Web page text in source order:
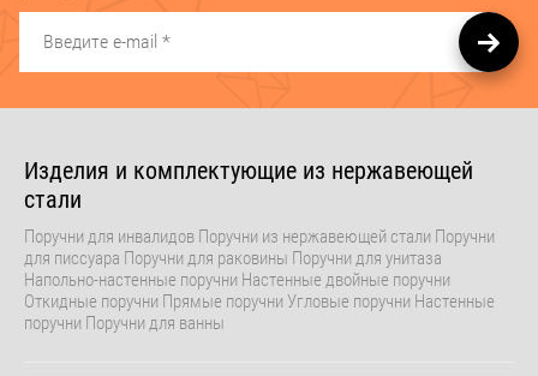
Изделия и комплектующие из нержавеющей
стали
Поручни для инвалидов Поручни из нержавеющей стали Поручни
для писсуара Поручни для раковины Поручни для унитаза
Напольно-настенные поручни Настенные двойные поручни
Откидные поручни Прямые поручни Угловые поручни Настенные
поручни Поручни для ванны